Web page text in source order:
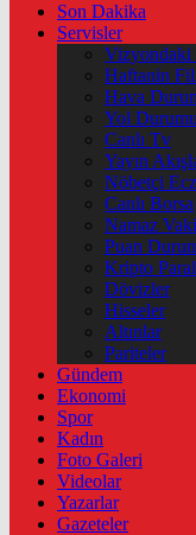
Son Dakika
Servisler
Vizyondaki
Haftanin
Hava
Yol Durumu
Canlı Tv
Yayın
Nöbetçi
Canlı Borsa
Namaz
Puan
Kripto
Dövizler
Hisseler
Altınlar
Pariteler
Gündem
Ekonomi
Spor
Kadın
Foto Galeri
Videolar
Yazarlar
Gazeteler